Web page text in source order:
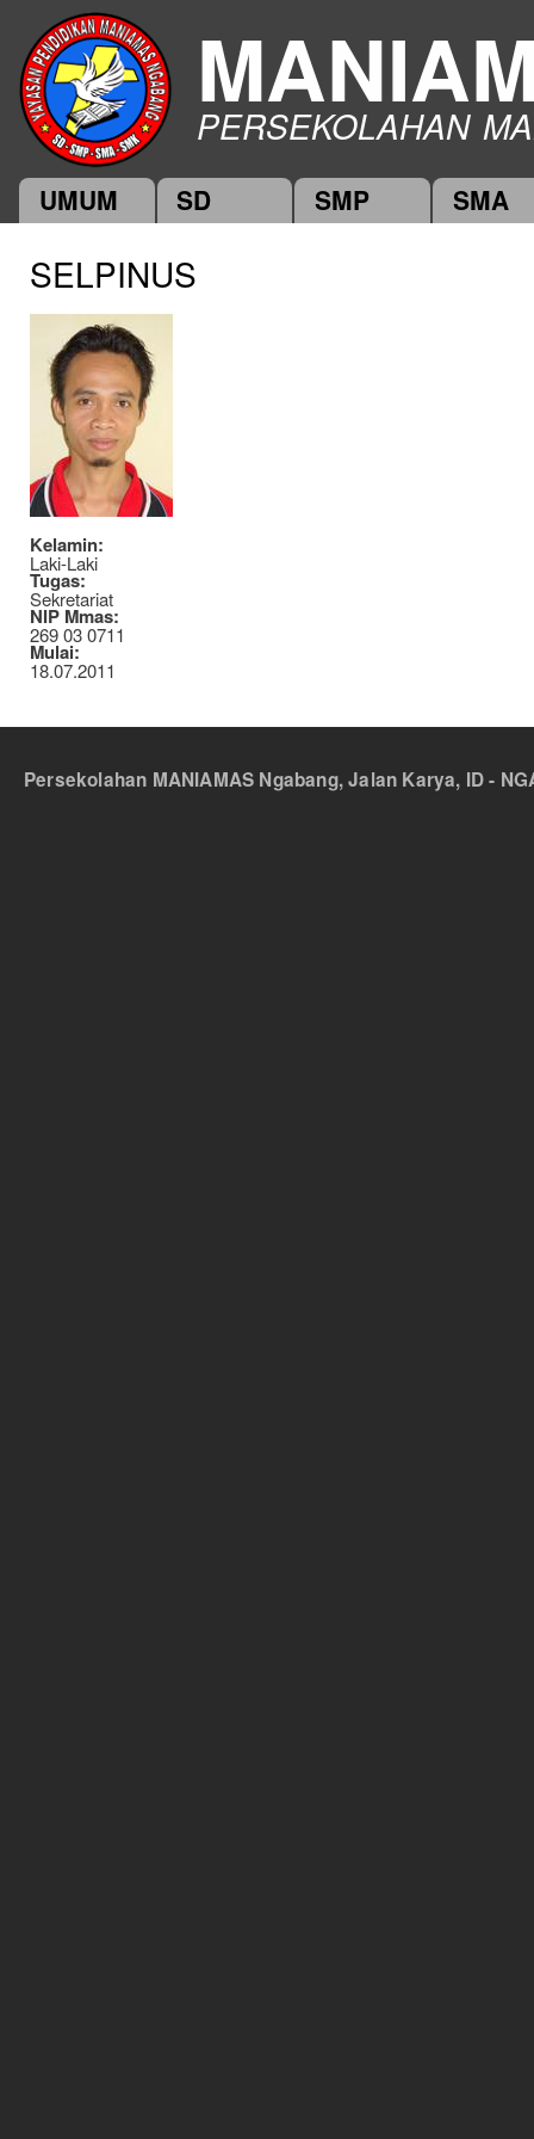
PERSEKOLAHAN
Main menu
UMUM SD SMP SMA
SELPINUS
Kelamin:
Laki-Laki
Tugas:
Sekretariat
NIP Mmas:
269 03 0711
Mulai:
18.07.2011
Persekolahan MANIAMAS Ngabang, Jalan Karya, ID -